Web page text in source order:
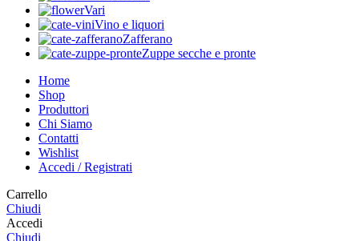
Vari
Vino e liquori
Zafferano
Zuppe secche e pronte
Home
Shop
Produttori
Chi Siamo
Contatti
Wishlist
Accedi / Registrati
Carrello
Chiudi
Accedi
Chiudi